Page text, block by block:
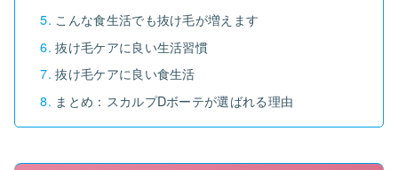
こんな食生活でも抜け毛が増えます
抜け毛ケアに良い生活習慣
抜け毛ケアに良い食生活
まとめ：スカルプDボーテが選ばれる理由